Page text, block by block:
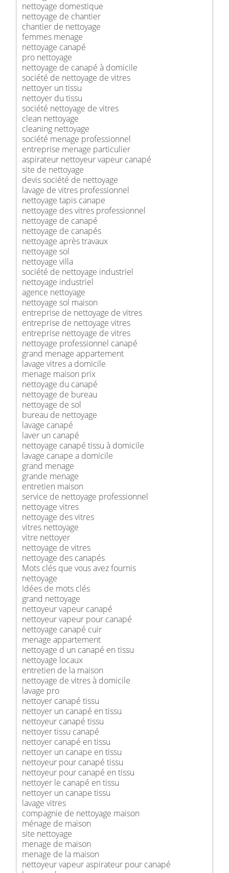
nettoyage domestique
nettoyage de chantier
chantier de nettoyage
femmes menage
nettoyage canapé
pro nettoyage
nettoyage de canapé à domicile
société de nettoyage de vitres
nettoyer un tissu
nettoyer du tissu
société nettoyage de vitres
clean nettoyage
cleaning nettoyage
société menage professionnel
entreprise menage particulier
aspirateur nettoyeur vapeur canapé
site de nettoyage
devis société de nettoyage
lavage de vitres professionnel
nettoyage tapis canape
nettoyage des vitres professionnel
nettoyage de canapé
nettoyage de canapés
nettoyage après travaux
nettoyage sol
nettoyage villa
société de nettoyage industriel
nettoyage industriel
agence nettoyage
nettoyage sol maison
entreprise de nettoyage de vitres
entreprise de nettoyage vitres
entreprise nettoyage de vitres
nettoyage professionnel canapé
grand menage appartement
lavage vitres a domicile
menage maison prix
nettoyage du canapé
nettoyage de bureau
nettoyage de sol
bureau de nettoyage
lavage canapé
laver un canapé
nettoyage canapé tissu à domicile
lavage canape a domicile
grand menage
grande menage
entretien maison
service de nettoyage professionnel
nettoyage vitres
nettoyage des vitres
vitres nettoyage
vitre nettoyer
nettoyage de vitres
nettoyage des canapés
Mots clés que vous avez fournis
nettoyage
Idées de mots clés
grand nettoyage
nettoyeur vapeur canapé
nettoyeur vapeur pour canapé
nettoyage canapé cuir
menage appartement
nettoyage d un canapé en tissu
nettoyage locaux
entretien de la maison
nettoyage de vitres à domicile
lavage pro
nettoyer canapé tissu
nettoyer un canapé en tissu
nettoyeur canapé tissu
nettoyer tissu canapé
nettoyer canapé en tissu
nettoyer un canape en tissu
nettoyeur pour canapé tissu
nettoyeur pour canapé en tissu
nettoyer le canapé en tissu
nettoyer un canape tissu
lavage vitres
compagnie de nettoyage maison
ménage de maison
site nettoyage
menage de maison
menage de la maison
nettoyeur vapeur aspirateur pour canapé